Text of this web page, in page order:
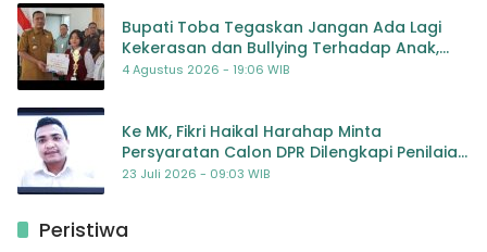
Bupati Toba Tegaskan Jangan Ada Lagi
Kekerasan dan Bullying Terhadap Anak,
Dorong Kolaborasi Seluruh Pihak
4 Agustus 2026 - 19:06 WIB
Ke MK, Fikri Haikal Harahap Minta
Persyaratan Calon DPR Dilengkapi Penilaian
Kompetensi
23 Juli 2026 - 09:03 WIB
Peristiwa